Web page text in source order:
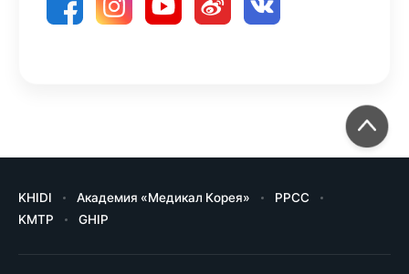
KHIDI Академия «Медикал Корея»
PPCC
KMTP
GHIP